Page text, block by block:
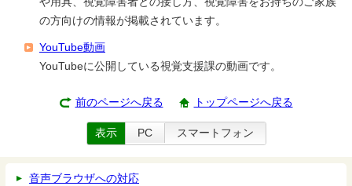
の方向けの情報が掲載されています。
YouTube動画
YouTubeに公開している視覚支援課の動画です。
前のページへ戻る トップページへ戻る
表示 PC スマートフォン
音声ブラウザへの対応